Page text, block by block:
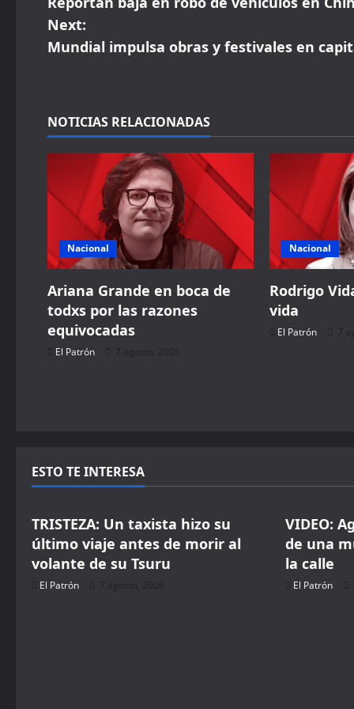
o
s
n
a
v
g
a
t
Next:
Mundial impulsa obras y festivales en
NOTICIAS RELACIONADAS
Nacional
Ariana Grande en boca de
todxs por las razones
equivocadas
El Patrón 7 agosto, 2026
Nacional
Rodrigo
vida
El Patrón 7
ESTO TE INTERESA
TRISTEZA: Un taxista hizo su
último viaje antes de morir al
volante de su Tsuru
El Patrón 7 agosto, 2026
VIDEO:
de una
la calle
El Patrón